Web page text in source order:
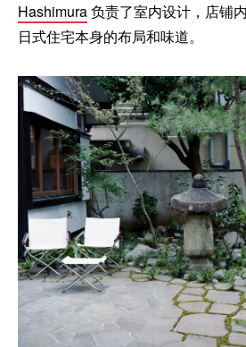
Hashimura负责了室内设计，店铺
日式住宅本身的布局和味道。